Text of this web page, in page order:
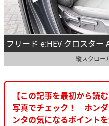
フリード e:HEV クロスター
縦スクロー
【この記事を最初から読む
写真でチェック！ ホン
ンタの気になるポイント